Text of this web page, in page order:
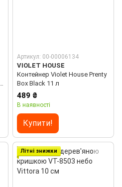
Артикул: 00-00006134
VIOLET HOUSE
Контейнер Violet House Prenty
Box Black 11 л
489 ₴
В наявності
Купити!
Літні знижки